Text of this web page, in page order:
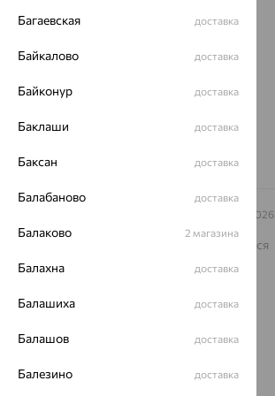
Магазины и доставка
еще 3
8 (800) 250-02-30
– 2026
Архив акций
Карта сайта
На информационном ресурсе применяются
Политика конфеденциальности
Багаевская доставка
Байкалово доставка
Байконур доставка
Баклаши доставка
Баксан доставка
Балабаново доставка
Балаково 2 магазина
Балахна доставка
Балашиха доставка
Балашов доставка
Балезино доставка